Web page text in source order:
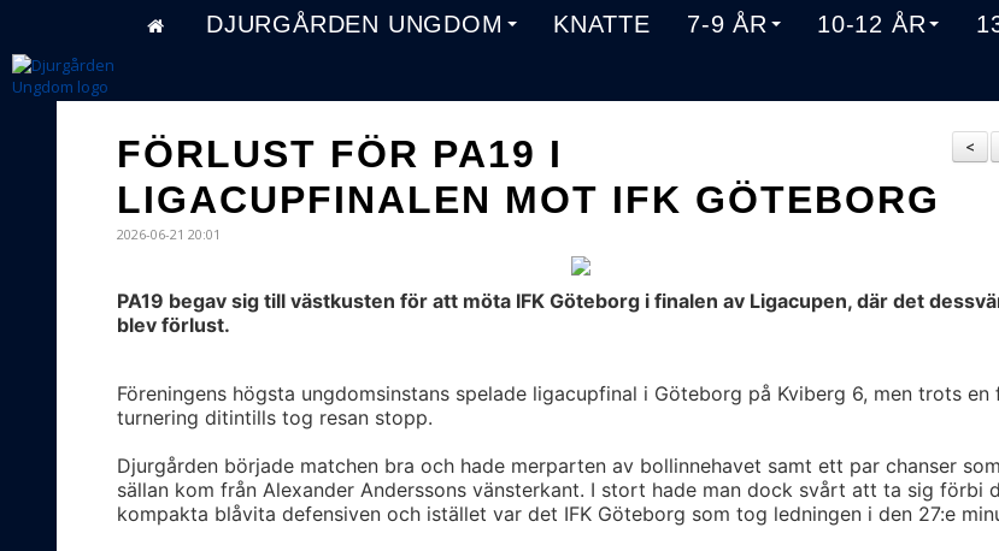
DJURGÅRDEN UNGDOM KNATTE 7-9 ÅR 10-12 ÅR
<
FÖRLUST FÖR PA19 I
LIGACUPFINALEN MOT IFK GÖTEBORG
2026-06-21 20:01
PA19 begav sig till västkusten för att möta IFK Göteborg i finalen av Ligacupen, där det
blev förlust.
Föreningens högsta ungdomsinstans spelade ligacupfinal i Göteborg på Kviberg 6, men trots en
turnering ditintills tog resan stopp.
Djurgården började matchen bra och hade merparten av bollinnehavet samt ett par chanser
sällan kom från Alexander Anderssons vänsterkant. I stort hade man dock svårt att ta sig förbi
kompakta blåvita defensiven och istället var det IFK Göteborg som tog ledningen i den 27:e